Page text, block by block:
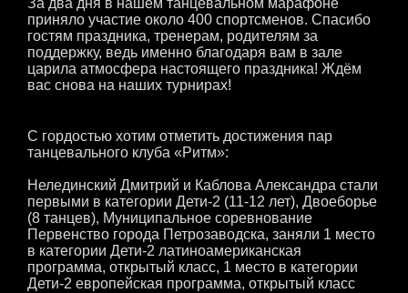
приняло участие около 400 спортсменов. Спасибо
гостям праздника, тренерам, родителям за
поддержку, ведь именно благодаря вам в зале
царила атмосфера настоящего праздника! Ждём
вас снова на наших турнирах!
С гордостью хотим отметить достижения пар
танцевального клуба «Ритм»:
Нелединский Дмитрий и Каблова Александра стали
первыми в категории Дети-2 (11-12 лет), Двоеборье
(8 танцев), Муниципальное соревнование
Первенство города Петрозаводска, заняли 1 место
в категории Дети-2 латиноамериканская
программа, открытый класс, 1 место в категории
Дети-2 европейская программа, открытый класс